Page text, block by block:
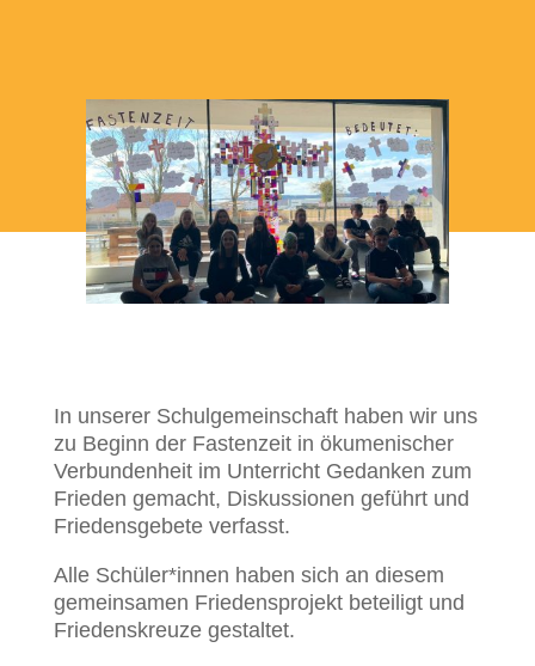
In unserer Schulgemeinschaft haben wir uns
zu Beginn der Fastenzeit in ökumenischer
Verbundenheit im Unterricht Gedanken zum
Frieden gemacht, Diskussionen geführt und
Friedensgebete verfasst.
Alle Schüler*innen haben sich an diesem
gemeinsamen Friedensprojekt beteiligt und
Friedenskreuze gestaltet.